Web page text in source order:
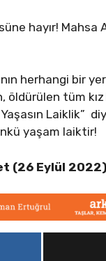
hayır! Mahsa
herhangi bir
öldürülen tüm
Laiklik”
yaşam laiktir!
(26 Eylül 2022)